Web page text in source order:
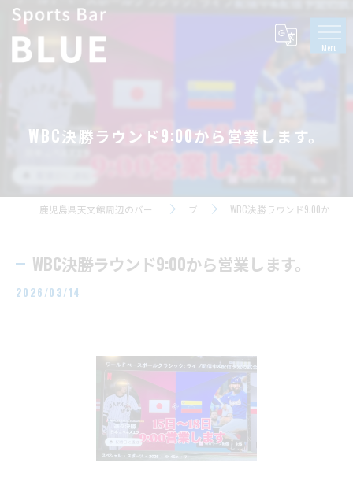
WBC決勝ラウンド9:00から営業します。
ブログ WBC決勝ラウンド9:00から営業します。
WBC決勝ラウンド9:00から営業します。
2026/03/14